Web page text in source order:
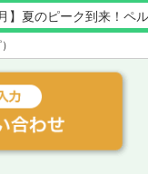
】夏のピーク到来！ペ